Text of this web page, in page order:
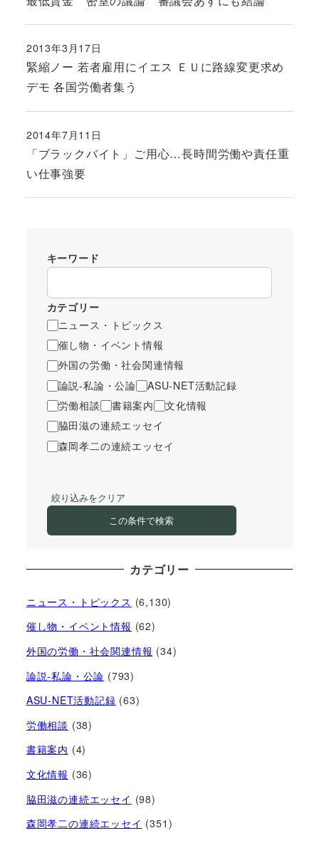
緊縮ノー 若者雇用にイエス ＥＵに路線変更求め
デモ 各国労働者集う
投稿日
2013年3月17日
「ブラックバイト」ご用心…長時間労働や責任重
い仕事強要
投稿日
2014年7月11日
キーワード
カテゴリー
ニュース・トピックス
催し物・イベント情報
外国の労働・社会関連情報
論説-私論・公論
ASU-NET活動記録
労働相談
書籍案内
文化情報
脇田滋の連続エッセイ
森岡孝二の連続エッセイ
絞り込みをクリア
この条件で検索
カテゴリー
ニュース・トピックス (6,130)
催し物・イベント情報 (62)
外国の労働・社会関連情報 (34)
論説-私論・公論 (793)
ASU-NET活動記録 (63)
労働相談 (38)
書籍案内 (4)
文化情報 (36)
脇田滋の連続エッセイ (98)
森岡孝二の連続エッセイ (351)